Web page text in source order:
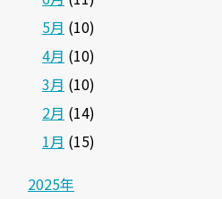
5月 (10)
4月 (10)
3月 (10)
2月 (14)
1月 (15)
2025年